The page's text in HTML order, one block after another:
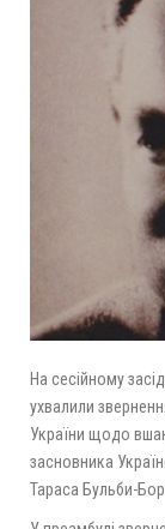
На сесійному
ухвалили
України щодо
засновника
Тараса Бульби-